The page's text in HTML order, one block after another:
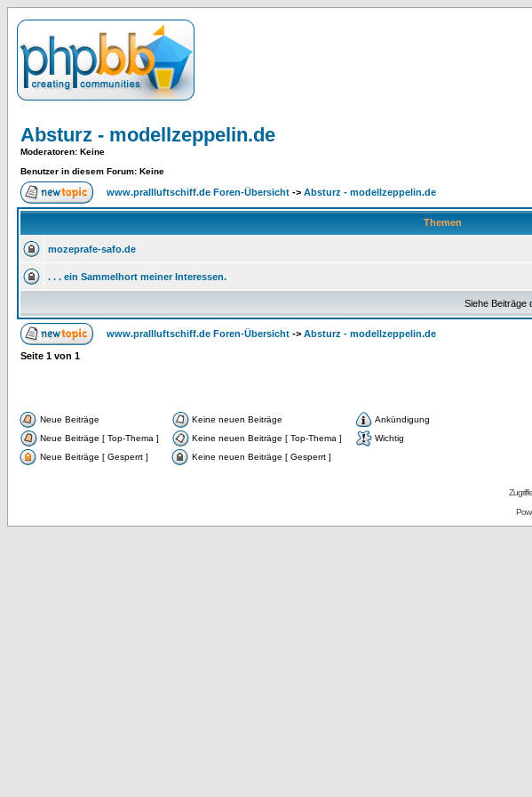
Absturz - modellzeppelin.de
Moderatoren: Keine
Benutzer in diesem Forum: Keine
www.prallluftschiff.de Foren-Übersicht -> Absturz - modellzeppelin.de
Themen
mozeprafe-safo.de
. . . ein Sammelhort meiner Interessen.
Siehe Beiträge
www.prallluftschiff.de Foren-Übersicht -> Absturz - modellzeppelin.de
Seite 1 von 1
Neue Beiträge Keine neuen Beiträge
Ankündigung
Neue Beiträge [ Top-Thema ]
Keine neuen Beiträge [ Top-Thema ]
Wichtig
Neue Beiträge [ Gesperrt ]
Keine neuen Beiträge [ Gesperrt ]